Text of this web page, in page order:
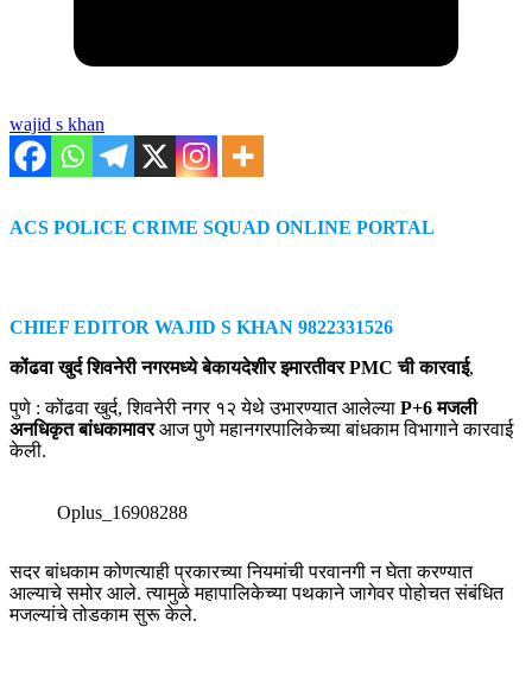
wajid s khan
ACS POLICE CRIME SQUAD ONLINE PORTAL
CHIEF EDITOR WAJID S KHAN 9822331526
कोंढवा खुर्द शिवनेरी नगरमध्ये बेकायदेशीर इमारतीवर PMC ची कारवाई,
पुणे : कोंढवा खुर्द, शिवनेरी नगर १२ येथे उभारण्यात आलेल्या P+6 मजली
अनधिकृत बांधकामावरआज पुणे महानगरपालिकेच्या बांधकाम विभागाने कारवाई
केली.
Oplus_16908288
सदर बांधकाम कोणत्याही प्रकारच्या नियमांची परवानगी न घेता करण्यात
आल्याचे समोर आले. त्यामुळे महापालिकेच्या पथकाने जागेवर पोहोचत संबंधित
मजल्यांचे तोडकाम सुरू केले.